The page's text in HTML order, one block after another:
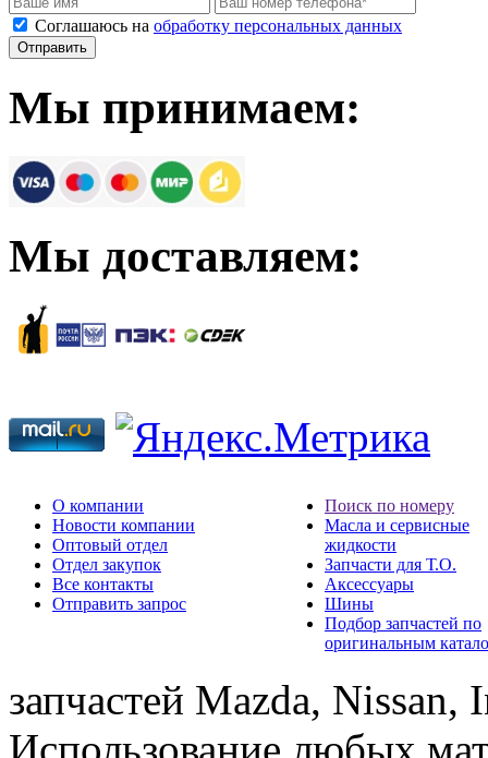
Соглашаюсь на обработку персональных данных
Мы принимаем:
Мы доставляем:
О компании
Новости компании
Оптовый отдел
Отдел закупок
Все контакты
Отправить запрос
Поиск по номеру
Масла и сервисные
жидкости
Запчасти для Т.О.
Аксессуары
Шины
Подбор запчастей по
оригинальным
запчастей Mazda,
Использование любых